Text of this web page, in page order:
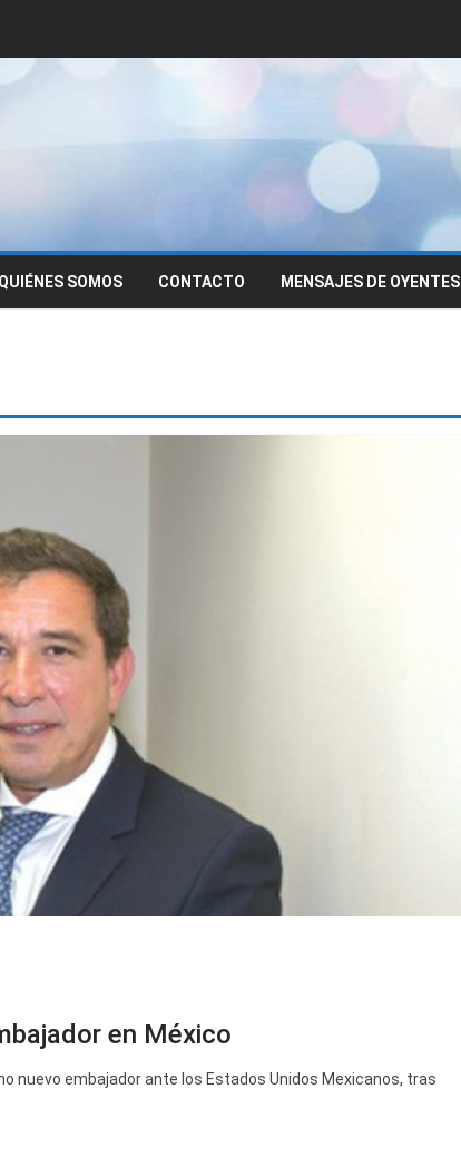
QUIÉNES SOMOS CONTACTO MENSAJES DE OYENTES
en México
nuevo embajador ante los Estados Unidos Mexicanos, tras